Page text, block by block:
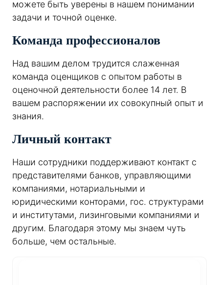
можете быть уверены в нашем понимании
задачи и точной оценке.
Команда профессионалов
Над вашим делом трудится слаженная
команда оценщиков с опытом работы в
оценочной деятельности более 14 лет. В
вашем распоряжении их совокупный опыт и
знания.
Личный контакт
Наши сотрудники поддерживают контакт с
представителями банков, управляющими
компаниями, нотариальными и
юридическими конторами, гос. структурами
и институтами, лизинговыми компаниями и
другим. Благодаря этому мы знаем чуть
больше, чем остальные.